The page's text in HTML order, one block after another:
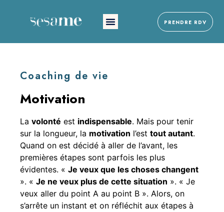
PRENDRE RDV
Coaching de vie
Motivation
La volonté est indispensable. Mais pour tenir
sur la longueur, la motivation l’est tout autant.
Quand on est décidé à aller de l’avant, les
premières étapes sont parfois les plus
évidentes. « Je veux que les choses changent
». « Je ne veux plus de cette situation ». « Je
veux aller du point A au point B ». Alors, on
s’arrête un instant et on réfléchit aux étapes à